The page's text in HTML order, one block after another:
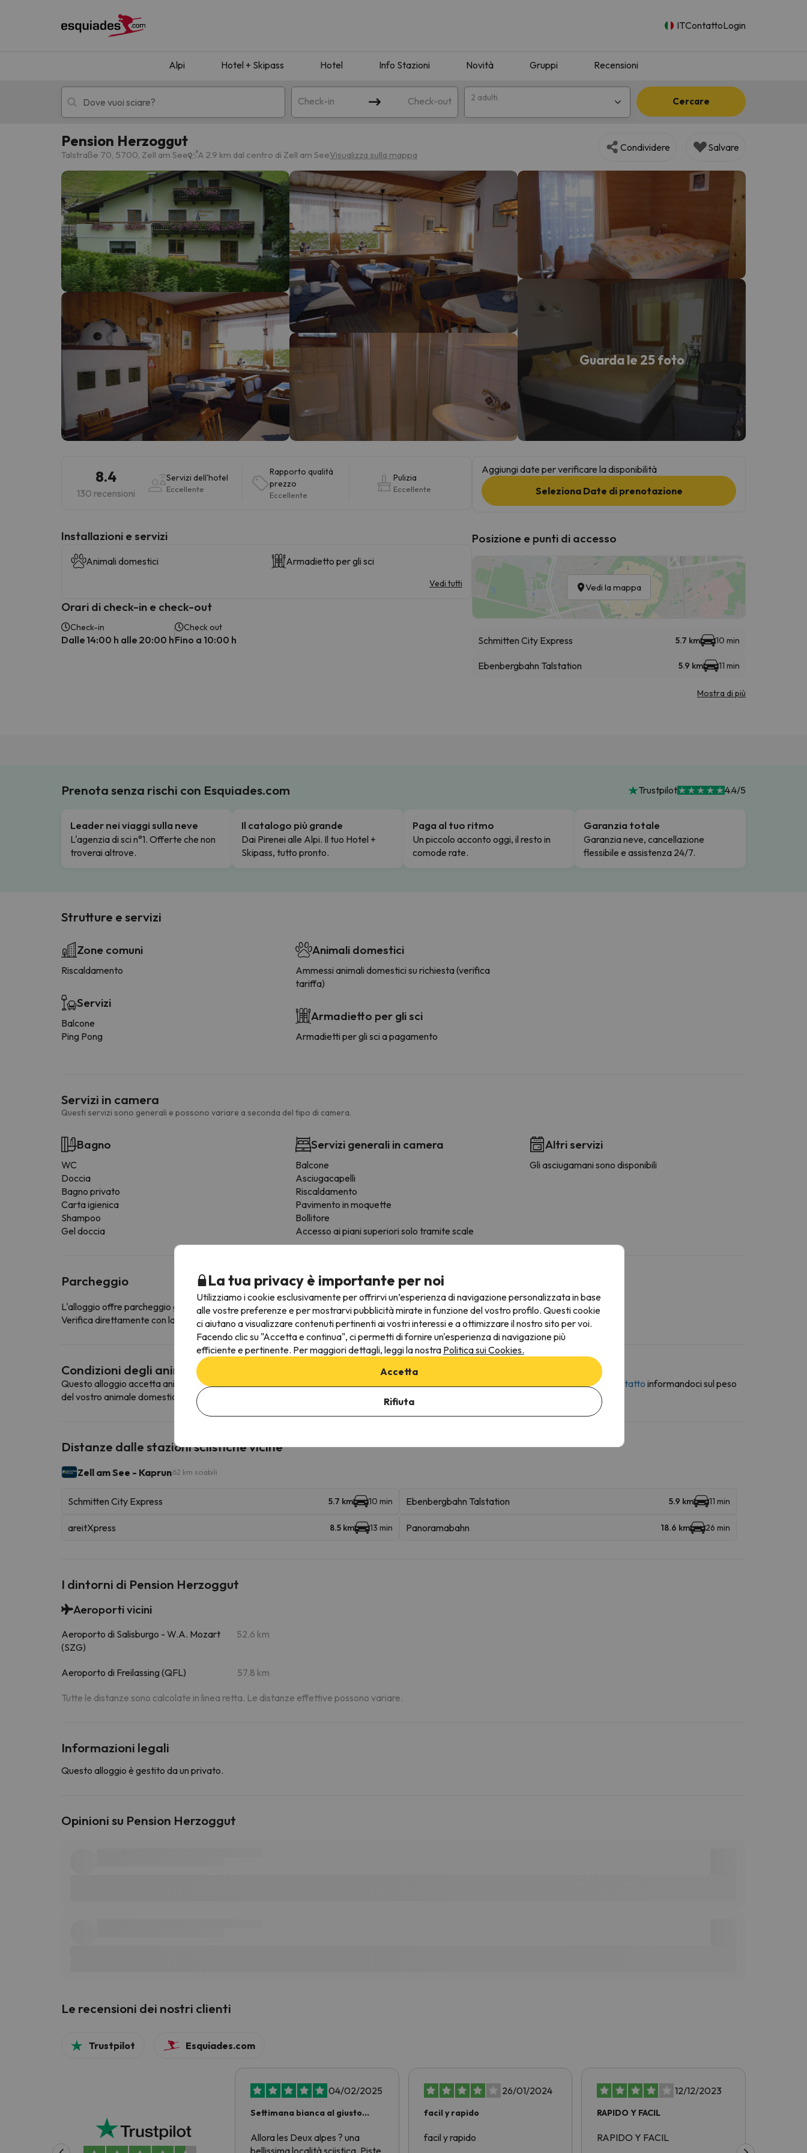
ITContattoLogin
Alpi Hotel + Skipass Hotel Info Stazioni Novità Gruppi Recensioni
Check-in Check-out 2 adulti Cercare
Hotel + skipass Hotel di montagna
Ops, non abbiamo trovato alcun risultato corrispondente alla sua ricerca. Provare a modificare la destinazione.
Sembra che il nostro ricercatore abbia perso la strada. Non appena troverà la bussola, tornerà.
Pension Herzoggut
Talstraße 70, 5700, Zell am See A 2.9 km dal centro di Zell am SeeVisualizza sulla mappa
Condividere Salvare
Guarda le 25 foto
8.4
130 recensioni
Servizi dell'hotel
Eccellente
Rapporto qualità
prezzo
Eccellente
Pulizia
Eccellente
Installazioni e servizi
Animali domestici Armadietto per gli sci
Vedi tutti
Orari di check-in e check-out
Check-in
Dalle 14:00 h alle 20:00 h
Check out
Fino a 10:00 h
Aggiungi date per verificare la disponibilità
Seleziona Date di prenotazione
Posizione e punti di accesso
Vedi la mappa
Schmitten City Express 5.7 km 10 min
Ebenbergbahn Talstation 5.9 km 11 min
Mostra di più
Prenota senza rischi con Esquiades.com Trustpilot 4.4/5
Leader nei viaggi sulla neve
L'agenzia di sci n°1. Offerte che non
troverai altrove.
Il catalogo più grande
Dai Pirenei alle Alpi. Il tuo Hotel +
Skipass, tutto pronto.
Paga al tuo ritmo
Un piccolo acconto oggi, il resto in
comode rate.
Garanzia totale
Garanzia neve, cancellazione
flessibile e assistenza 24/7.
Strutture e servizi
Zone comuni
Riscaldamento
Servizi
Balcone
Ping Pong
Animali domestici
Ammessi animali domestici su richiesta (verifica
tariffa)
Armadietto per gli sci
Armadietti per gli sci a pagamento
Servizi in camera
Questi servizi sono generali e possono variare a seconda del tipo di camera.
Bagno
WC
Doccia
Bagno privato
Carta igienica
Shampoo
Gel doccia
Servizi generali in camera
Balcone
Asciugacapelli
Riscaldamento
Pavimento in moquette
Bollitore
Accesso ai piani superiori solo tramite scale
Altri servizi
Gli asciugamani sono disponibili
Parcheggio
L'alloggio offre parcheggio gratuito
Verifica direttamente con la struttura ricettiva se offre la possibilità di prenotare il posto auto in anticipo.
Condizioni degli animali domestici
Questo alloggio accetta animali domestici. Per consultarne le condizioni è indispensabile inviarci un messaggio attraverso la modulo di contatto informandoci sul peso
del vostro animale domestico.
Distanze dalle stazioni sciistiche vicine
Zell am See - Kaprun62 km sciabili
Schmitten City Express 5.7 km 10 min Ebenbergbahn Talstation 5.9 km 11 min
areitXpress 8.5 km 13 min Panoramabahn 18.6 km 26 min
I dintorni di Pension Herzoggut
Aeroporti vicini
Aeroporto di Salisburgo - W.A. Mozart
(SZG)
52.6 km
Aeroporto di Freilassing (QFL) 57.8 km
Tutte le distanze sono calcolate in linea retta. Le distanze effettive possono variare.
Informazioni legali
Questo alloggio è gestito da un privato.
Opinioni su Pension Herzoggut
Le recensioni dei nostri clienti
Trustpilot Esquiades.com
04/02/2025
Settimana bianca al giusto
Allora les Deux alpes ? una
bellissima località sciistica. Piste
26/01/2024
facil y rapido
facil y rapido
12/12/2023
RAPIDO Y FACIL
RAPIDO Y FACIL
La tua privacy è importante per noi
Utilizziamo i cookie esclusivamente per offrirvi un’esperienza di navigazione personalizzata in base
alle vostre preferenze e per mostrarvi pubblicità mirate in funzione del vostro profilo. Questi cookie
ci aiutano a visualizzare contenuti pertinenti ai vostri interessi e a ottimizzare il nostro sito per voi.
Facendo clic su "Accetta e continua", ci permetti di fornire un'esperienza di navigazione più
efficiente e pertinente. Per maggiori dettagli, leggi la nostra Politica sui Cookies.
Accetta
Rifiuta